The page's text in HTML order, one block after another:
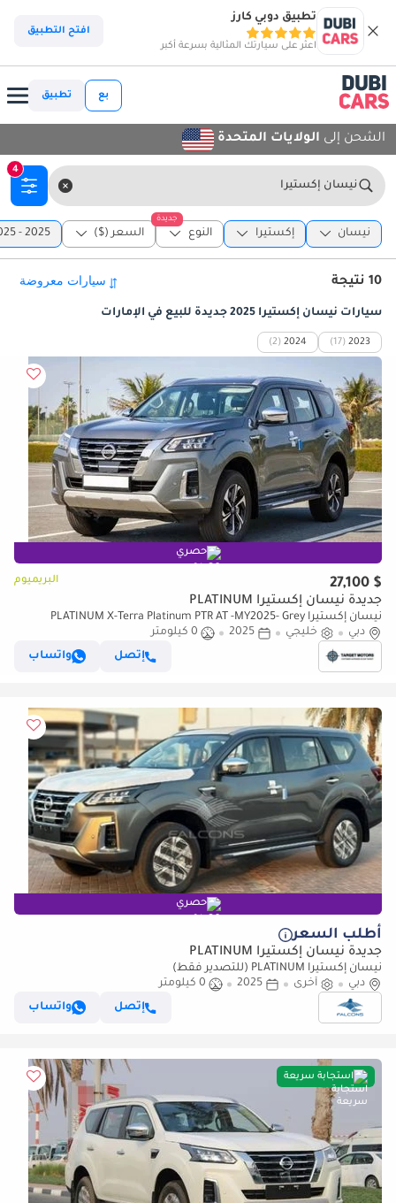
تطبيق دوبي كارز
اعثر على سيارتك المثالية بسرعة أكبر
افتح التطبيق
بع تطبيق
الشحن إلى الولايات المتحدة
نيسان إكستيرا
4
نيسان إكستيرا
جديدة
النوع السعر ($) 2025 - 2025
10 نتيجة
سيارات نيسان إكستيرا 2025 جديدة للبيع في الإمارات
2023
(17)
2024
(2)
حصري
$ 27,100 البريميوم
جديدة نيسان إكستيرا PLATINUM
نيسان إكستيرا PLATINUM X-Terra Platinum PTR AT -MY2025- Grey
دبي
خليجي 2025
0 كيلومتر
إتصل
واتساب
حصري
أطلب السعر
جديدة نيسان إكستيرا PLATINUM
نيسان إكستيرا PLATINUM (للتصدير فقط)
دبي
أخرى 2025
0 كيلومتر
إتصل
واتساب
استجابة سريعة